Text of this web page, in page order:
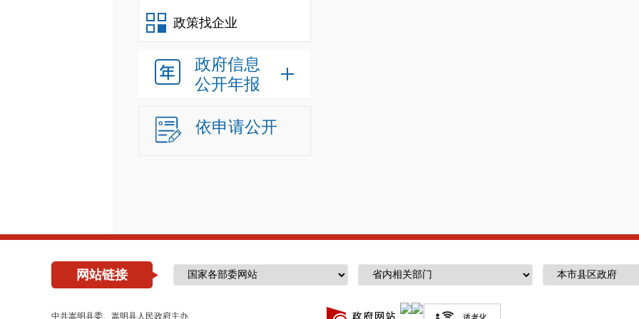
政策找企业
政府信息
公开年报
依申请公开
网站链接
中共嵩明县委、嵩明县人民政府主办